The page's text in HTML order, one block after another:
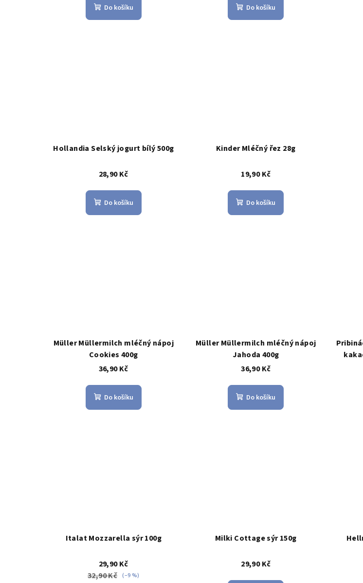
Do košíku Do košíku
Hollandia Selský jogurt bílý 500g
28,90 Kč
Do košíku
Kinder Mléčný řez 28g
19,90 Kč
Do košíku
Müller Müllermilch mléčný nápoj
Cookies 400g
36,90 Kč
Do košíku
Müller Müllermilch mléčný nápoj
Jahoda 400g
36,90 Kč
Do košíku
Italat Mozzarella sýr 100g
29,90 Kč
32,90 Kč (–9 %)
Milki Cottage sýr 150g
29,90 Kč